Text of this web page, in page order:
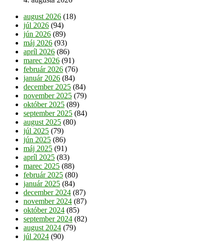
august 2026 (18)
júl 2026 (94)
jún 2026 (89)
máj 2026 (93)
apríl 2026 (86)
marec 2026 (91)
február 2026 (76)
január 2026 (84)
december 2025 (84)
november 2025 (79)
október 2025 (89)
september 2025 (84)
august 2025 (80)
júl 2025 (79)
jún 2025 (86)
máj 2025 (91)
apríl 2025 (83)
marec 2025 (88)
február 2025 (80)
január 2025 (84)
december 2024 (87)
november 2024 (87)
október 2024 (85)
september 2024 (82)
august 2024 (79)
júl 2024 (90)